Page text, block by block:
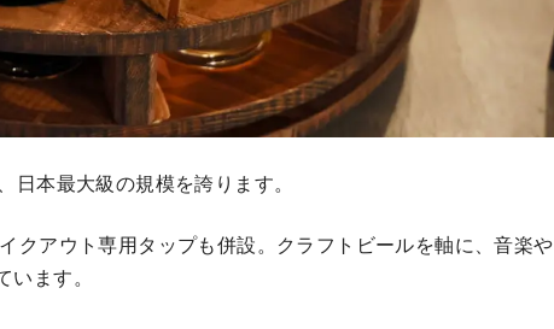
本最大級の規模を誇ります。
クアウト専用タップも併設。クラフトビールを軸に、音楽や
ます。